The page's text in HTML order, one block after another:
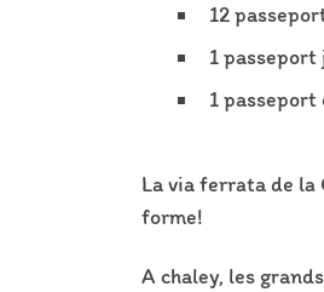
12
1
1
La via ferrata de la
forme!
A chaley, les